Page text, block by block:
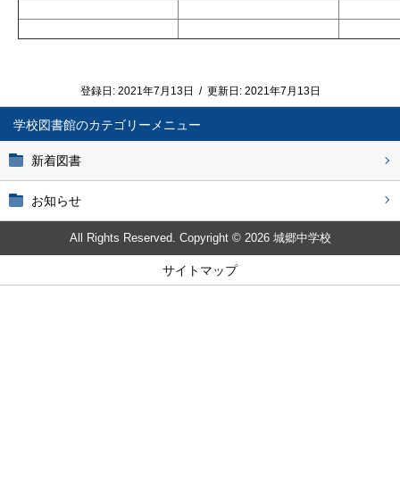
学校図書館
新着図書
お知らせ
登録日: 2021年7月13日 / 更新日: 2021年7月13日
All Rights Reserved. Copyright © 2026 城郷中学校
サイトマップ